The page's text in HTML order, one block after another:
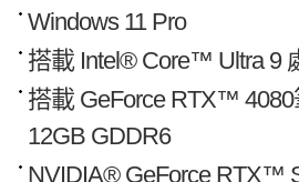
Windows 11 Pro
搭載 Intel® Core™ Ultra 9
搭載 GeForce RTX™
12GB GDDR6
NVIDIA® GeForce RTX™